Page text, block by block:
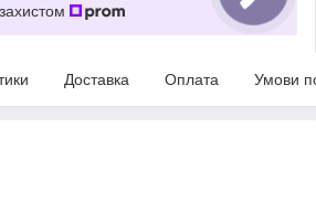
Доставка Оплата Умови